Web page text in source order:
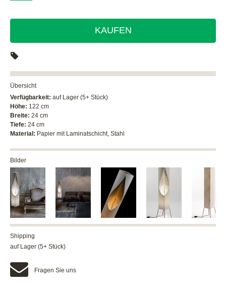
KAUFEN
Übersicht
Verfügbarkeit: auf Lager (5+ Stück)
Höhe: 122 cm
Breite: 24 cm
Tiefe: 24 cm
Material: Papier mit Laminatschicht, Stahl
Bilder
Shipping
auf Lager (5+ Stück)
Fragen Sie uns